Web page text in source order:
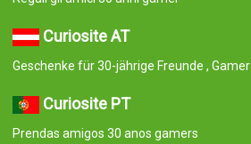
Curiosite AT
Geschenke für 30-jährige Freunde , Gamer
Curiosite PT
Prendas amigos 30 anos gamers